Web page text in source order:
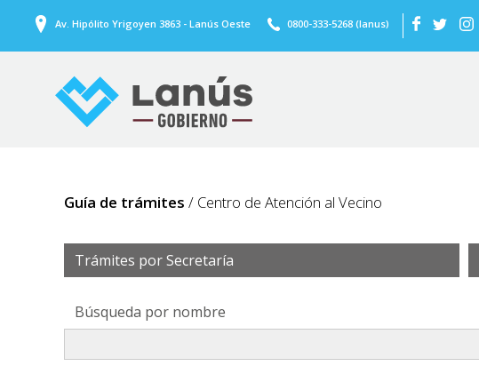
Av. Hipólito Yrigoyen 3863 - Lanús Oeste 0800-333-5268 (lanus)
Guía de trámites / Centro de Atención al Vecino
Trámites por Secretaría
Búsqueda por nombre